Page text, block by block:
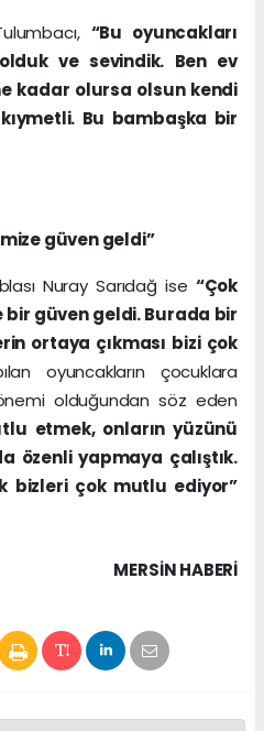
“Bu oyuncakları
ve sevindik. Ben ev
kadar olursa olsun kendi
Bu bambaşka bir
güven geldi”
Nuray Sarıdağ ise “Çok
güven geldi. Burada bir
ortaya çıkması bizi çok
oyuncakların çocuklara
olduğundan söz eden
etmek, onların yüzünü
özenli yapmaya çalıştık.
bizleri çok mutlu ediyor”
MERSIN HABERİ